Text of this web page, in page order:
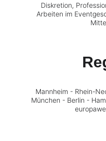
Diskretion,
Arbeiten im
Mannheim - Rhein-
München - Berlin -